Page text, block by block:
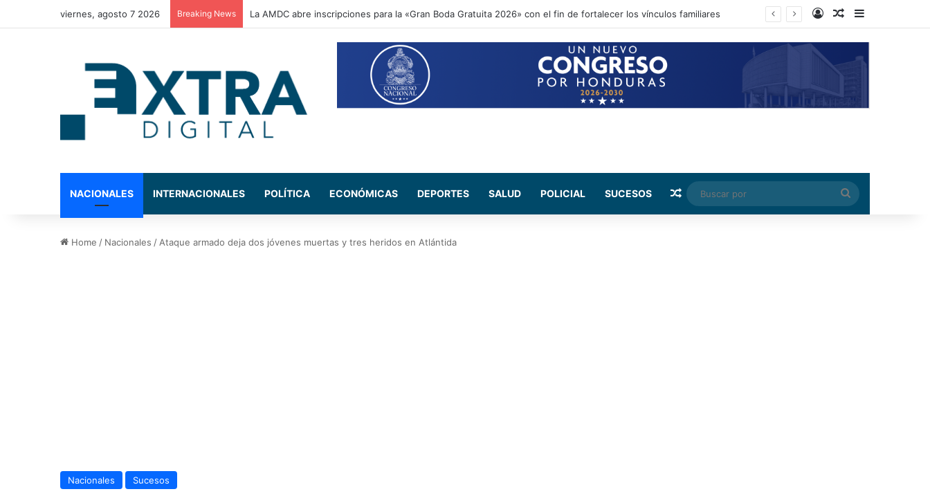
viernes, agosto 7 2026 Breaking News Congreso Nacional acompaña entrega de ayuda humanitaria de Copeco en Alianza Log InRandom Article
Sidebar
NACIONALES INTERNACIONALES POLÍTICA ECONÓMICAS DEPORTES SALUD POLICIAL SUCESOS Random Article
Buscar
por
Home / Nacionales / Ataque armado deja dos jóvenes muertas y tres heridos en Atlántida
Nacionales Sucesos